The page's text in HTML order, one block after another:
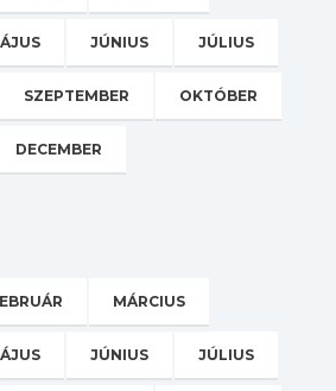
JÚNIUS JÚLIUS
SZEPTEMBER OKTÓBER
DECEMBER
MÁRCIUS
JÚNIUS JÚLIUS